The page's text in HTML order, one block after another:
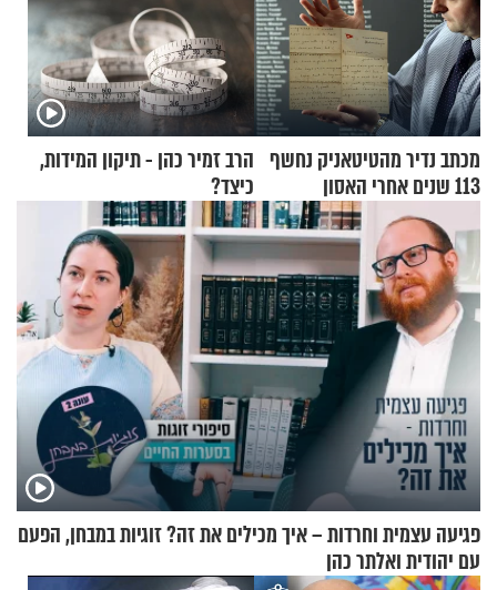
מכתב נדיר מהטיטאניק נחשף
113 שנים אחרי האסון
הרב זמיר כהן - תיקון המידות,
כיצד?
פגיעה עצמית וחרדות – איך מכילים את זה? זוגיות במבחן, הפעם
עם יהודית ואלתר כהן